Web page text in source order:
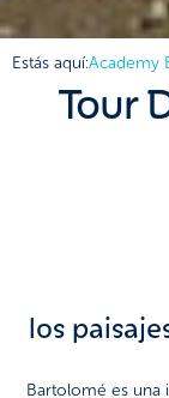
Estás aquí:Academy
Tour
los
Bartolomé es una